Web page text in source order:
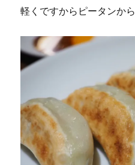
軽くですからピータンから